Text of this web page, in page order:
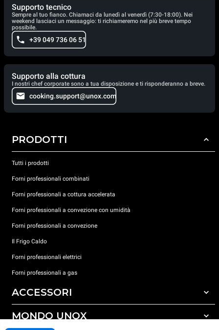
Supporto tecnico
Sempre al tuo fianco. Chiamaci da lunedì al venerdì (7:30-18:00). Nei
weekend lasciaci un messaggio: ti richiameremo nel più breve tempo
possibile.
+39 049 736 06 51
Supporto alla cottura
I nostri chef corporate sono a tua disposizione e ti risponderanno a breve.
cooking.support@unox.com
PRODOTTI
Tutti i prodotti
Forni professionali combinati
Forni professionali a cottura accelerata
Forni professionali a convezione con umidità
Forni professionali a convezione
Il Frigo Caldo
Forni professionali elettrici
Forni professionali a gas
ACCESSORI
Tutti gli accessori
MONDO UNOX